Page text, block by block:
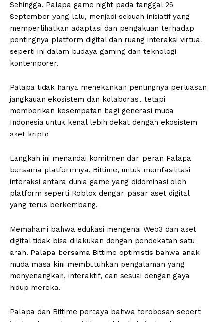
Sehingga, Palapa game night pada tanggal 26
September yang lalu, menjadi sebuah inisiatif yang
memperlihatkan adaptasi dan pengakuan terhadap
pentingnya platform digital dan ruang interaksi virtual
seperti ini dalam budaya gaming dan teknologi
kontemporer.
Palapa tidak hanya menekankan pentingnya perluasan
jangkauan ekosistem dan kolaborasi, tetapi
memberikan kesempatan bagi generasi muda
Indonesia untuk kenal lebih dekat dengan ekosistem
aset kripto.
Langkah ini menandai komitmen dan peran Palapa
bersama platformnya, Bittime, untuk memfasilitasi
interaksi antara dunia game yang didominasi oleh
platform seperti Roblox dengan pasar aset digital
yang terus berkembang.
Memahami bahwa edukasi mengenai Web3 dan aset
digital tidak bisa dilakukan dengan pendekatan satu
arah. Palapa bersama Bittime optimistis bahwa anak
muda masa kini membutuhkan pengalaman yang
menyenangkan, interaktif, dan sesuai dengan gaya
hidup mereka.
Palapa dan Bittime percaya bahwa terobosan seperti